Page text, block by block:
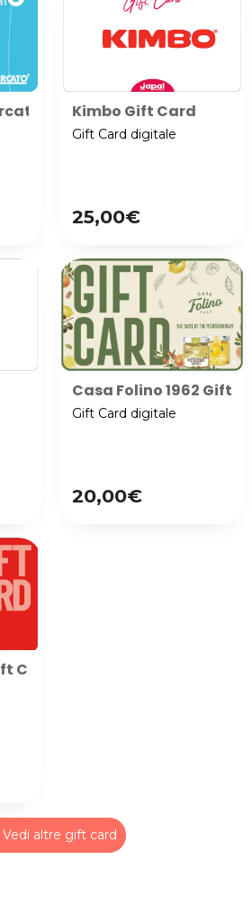
Kimbo Gift Card
Gift Card digitale
25,00€
Casa Folino 1962 Gift
Gift Card digitale
20,00€
Card
Vedi altre gift card